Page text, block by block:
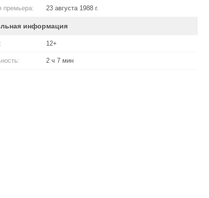
премьера: 23 августа 1988 г.
информация
12+
2 ч 7 мин